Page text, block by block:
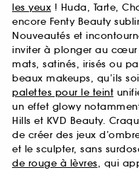
les yeux ! Huda, Tarte,
encore Fenty Beauty
Nouveautés et
inviter à plonger au
mats, satinés, irisés ou
beaux makeups, qu’ils
palettes pour le teint
un effet glowy
Hills et KVD Beauty.
de créer des jeux
et le sculpter, sans
de rouge à lèvres, qui